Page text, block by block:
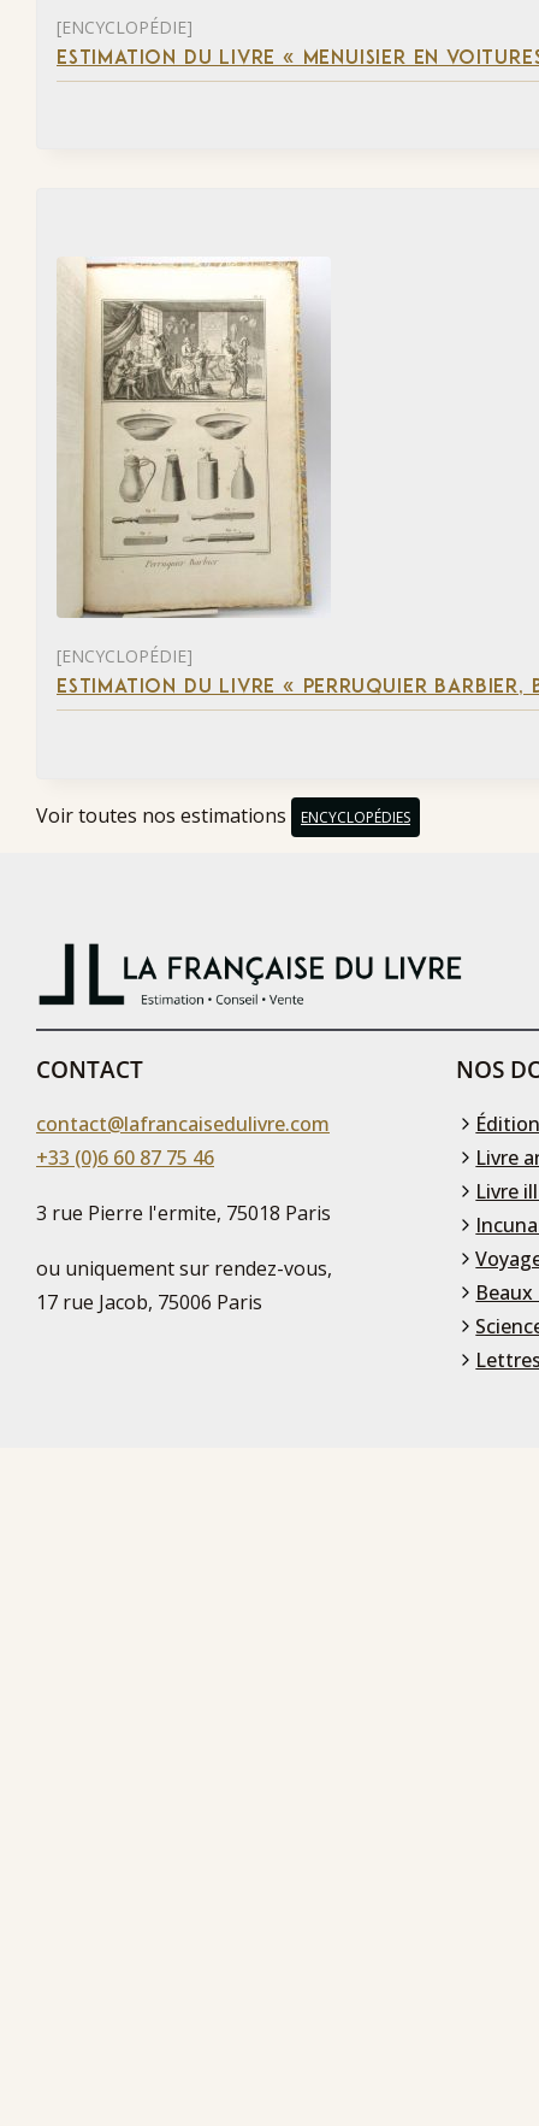
[ENCYCLOPÉDIE]
ESTIMATION DU LIVRE « MENUISIER EN
[ENCYCLOPÉDIE]
ESTIMATION DU LIVRE « PERRUQUIER
Voir toutes nos estimations ENCYCLOPÉDIES
CONTACT
contact@lafrancaisedulivre.com
+33 (0)6 60 87 75 46
3 rue Pierre l'ermite, 75018 Paris
ou uniquement sur rendez-vous,
17 rue Jacob, 75006 Paris
NOS
Livre
Livre